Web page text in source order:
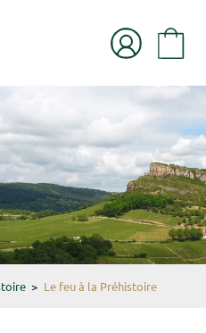
> Le feu à la Préhistoire